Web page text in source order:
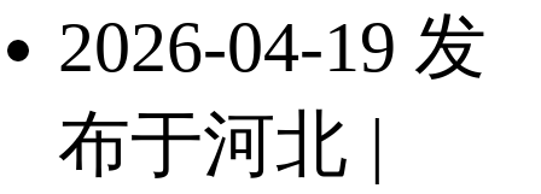
2026-04-19 发
布于河北 |